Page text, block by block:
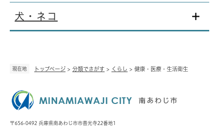
現在地 トップページ > 分類でさがす > くらし > 健康・医療・生活衛生
犬・ネコ
〒656-0492 兵庫県南あわじ市市善光寺22番地1